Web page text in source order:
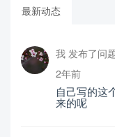
最新动态
我 发布了问
2年前
自己写的这
来的呢